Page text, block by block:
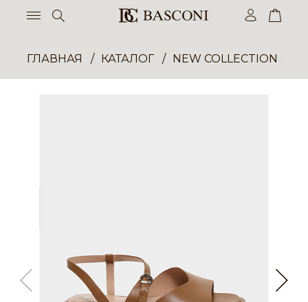
ГЛАВНАЯ КАТАЛОГ NEW COLLECTION